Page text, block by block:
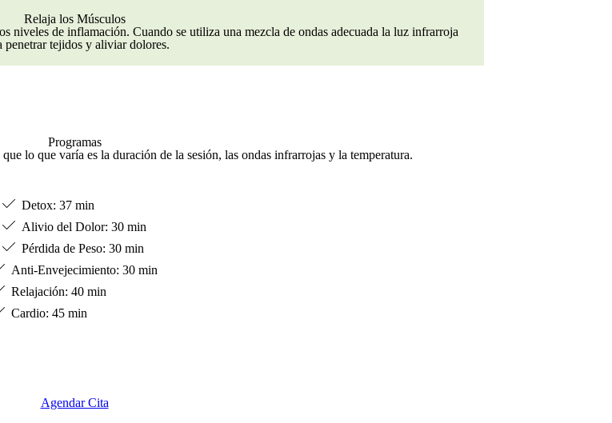
Relaja los Músculos
niveles de inflamación. Cuando se utiliza una mezcla de ondas adecuada la luz infrarroja
penetrar tejidos y aliviar dolores.
Programas
lo que varía es la duración de la sesión, las ondas infrarrojas y la temperatura.
Detox: 37 min
Alivio del Dolor: 30 min
Pérdida de Peso: 30 min
Anti-Envejecimiento: 30 min
Relajación: 40 min
Cardio: 45 min
Agendar Cita